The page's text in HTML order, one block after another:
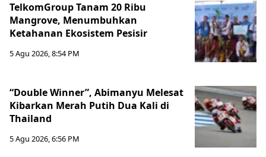
TelkomGroup Tanam 20 Ribu
Mangrove, Menumbuhkan
Ketahanan Ekosistem Pesisir
5 Agu 2026, 8:54 PM
“Double Winner”, Abimanyu Melesat
Kibarkan Merah Putih Dua Kali di
Thailand
5 Agu 2026, 6:56 PM